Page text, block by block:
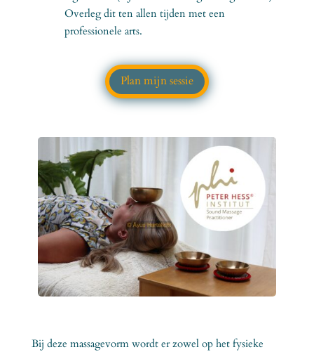
Overleg dit ten allen tijden met een
professionele arts.
Plan mijn sessie
Bij deze massagevorm wordt er zowel op het fysieke